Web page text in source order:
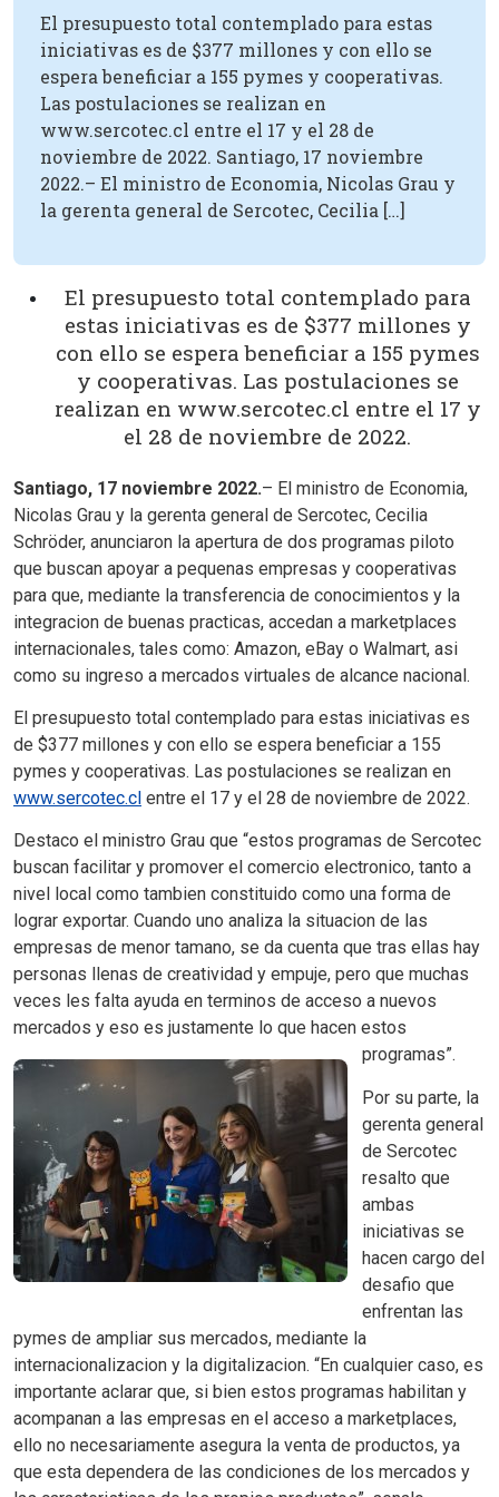
El presupuesto total contemplado para estas
iniciativas es de $377 millones y con ello se
espera beneficiar a 155 pymes y cooperativas.
Las postulaciones se realizan en
www.sercotec.cl entre el 17 y el 28 de
noviembre de 2022. Santiago, 17 noviembre
2022.– El ministro de Economia, Nicolas Grau y
la gerenta general de Sercotec, Cecilia […]
El presupuesto total contemplado para
estas iniciativas es de $377 millones y
con ello se espera beneficiar a 155 pymes
y cooperativas. Las postulaciones se
realizan en www.sercotec.cl entre el 17 y
el 28 de noviembre de 2022.
Santiago, 17 noviembre 2022.– El ministro de Economia,
Nicolas Grau y la gerenta general de Sercotec, Cecilia
Schröder, anunciaron la apertura de dos programas piloto
que buscan apoyar a pequenas empresas y cooperativas
para que, mediante la transferencia de conocimientos y la
integracion de buenas practicas, accedan a marketplaces
internacionales, tales como: Amazon, eBay o Walmart, asi
como su ingreso a mercados virtuales de alcance nacional.
El presupuesto total contemplado para estas iniciativas es
de $377 millones y con ello se espera beneficiar a 155
pymes y cooperativas. Las postulaciones se realizan en
www.sercotec.cl entre el 17 y el 28 de noviembre de 2022.
Destaco el ministro Grau que “estos programas de Sercotec
buscan facilitar y promover el comercio electronico, tanto a
nivel local como tambien constituido como una forma de
lograr exportar. Cuando uno analiza la situacion de las
empresas de menor tamano, se da cuenta que tras ellas hay
personas llenas de creatividad y empuje, pero que muchas
veces les falta ayuda en terminos de acceso a nuevos
mercados y eso es justamente lo que hacen estos
programas”.
Por su parte, la
gerenta general
de Sercotec
resalto que
ambas
iniciativas se
hacen cargo del
desafio que
enfrentan las
pymes de ampliar sus mercados, mediante la
internacionalizacion y la digitalizacion. “En cualquier caso, es
importante aclarar que, si bien estos programas habilitan y
acompanan a las empresas en el acceso a marketplaces,
ello no necesariamente asegura la venta de productos, ya
que esta dependera de las condiciones de los mercados y